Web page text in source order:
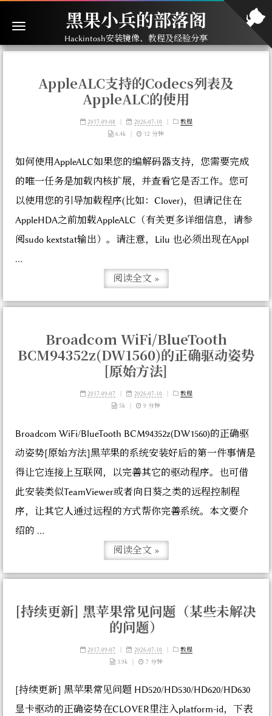
黑果小兵的部落阁
Hackintosh安装镜像、教程及经验分享
AppleALC支持的Codecs列表及
AppleALC的使用
2017-09-08 2026-07-10
教程
6.4k
12 分钟
如何使用AppleALC如果您的编解码器支持，您需要完成
的唯一任务是加载内核扩展，并查看它是否工作。您可
以使用您的引导加载程序(比如：Clover)，但请记住在
AppleHDA之前加载AppleALC（有关更多详细信息，请参
阅sudo kextstat输出）。请注意，Lilu 也必须出现在Appl
...
阅读全文 »
Broadcom WiFi/BlueTooth
BCM94352z(DW1560)的正确驱动姿势
[原始方法]
2017-09-07 2026-07-10
教程
5k
9 分钟
Broadcom WiFi/BlueTooth BCM94352z(DW1560)的正确驱
动姿势[原始方法]黑苹果的系统安装好后的第一件事情是
得让它连接上互联网，以完善其它的驱动程序。也可借
此安装类似TeamViewer或者向日葵之类的远程控制程
序，让其它人通过远程的方式帮你完善系统。本文要介
绍的 ...
阅读全文 »
[持续更新] 黑苹果常见问题（某些未解决
的问题）
2017-09-07 2026-07-10
教程
3.9k
7 分钟
[持续更新] 黑苹果常见问题 HD520/HD530/HD620/HD630
显卡驱动的正确姿势在CLOVER里注入platform-id，下表